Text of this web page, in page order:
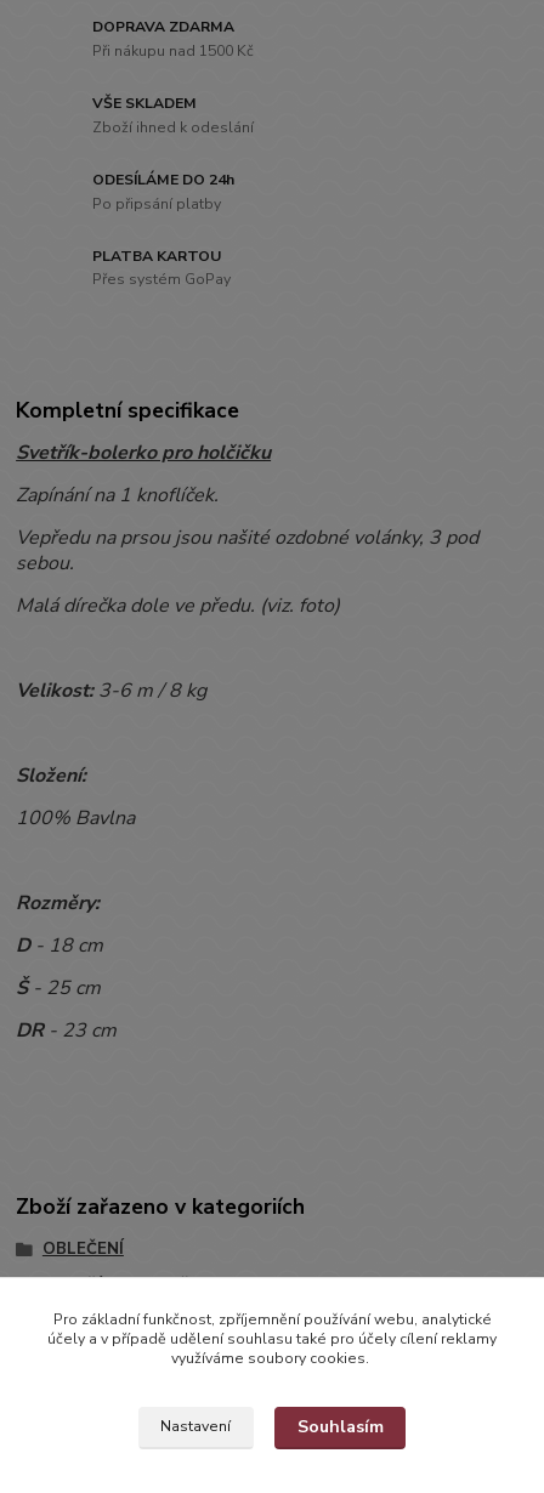
DOPRAVA ZDARMA
Při nákupu nad 1500 Kč
VŠE SKLADEM
Zboží ihned k odeslání
ODESÍLÁME DO 24h
Po připsání platby
PLATBA KARTOU
Přes systém GoPay
Kompletní specifikace
Svetřík-bolerko pro holčičku
Zapínání na 1 knoflíček.
Vepředu na prsou jsou našité ozdobné volánky, 3 pod
sebou.
Malá dírečka dole ve předu. (viz. foto)
Velikost:3-6 m / 8 kg
Složení:
100% Bavlna
Rozměry:
D - 18 cm
Š- 25 cm
DR- 23 cm
Zboží zařazeno v kategoriích
OBLEČENÍ
Svetříky
Pro základní funkčnost, zpříjemnění používání webu, analytické
účely a v případě udělení souhlasu také pro účely cílení reklamy
využíváme soubory cookies.
Nastavení Souhlasím